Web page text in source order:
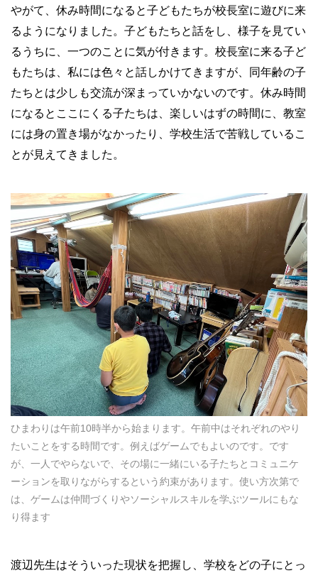
やがて、休み時間になると子どもたちが校長室に遊びに来
るようになりました。子どもたちと話をし、様子を見てい
るうちに、一つのことに気が付きます。校長室に来る子ど
もたちは、私には色々と話しかけてきますが、同年齢の子
たちとは少しも交流が深まっていかないのです。休み時間
になるとここにくる子たちは、楽しいはずの時間に、教室
には身の置き場がなかったり、学校生活で苦戦しているこ
とが見えてきました。
ひまわりは午前10時半から始まります。午前中はそれぞれのやり
たいことをする時間です。例えばゲームでもよいのです。です
が、一人でやらないで、その場に一緒にいる子たちとコミュニケ
ーションを取りながらするという約束があります。使い方次第で
は、ゲームは仲間づくりやソーシャルスキルを学ぶツールにもな
り得ます
渡辺先生はそういった現状を把握し、学校をどの子にとっ